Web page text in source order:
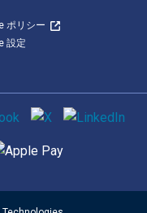
ポリシー
設定